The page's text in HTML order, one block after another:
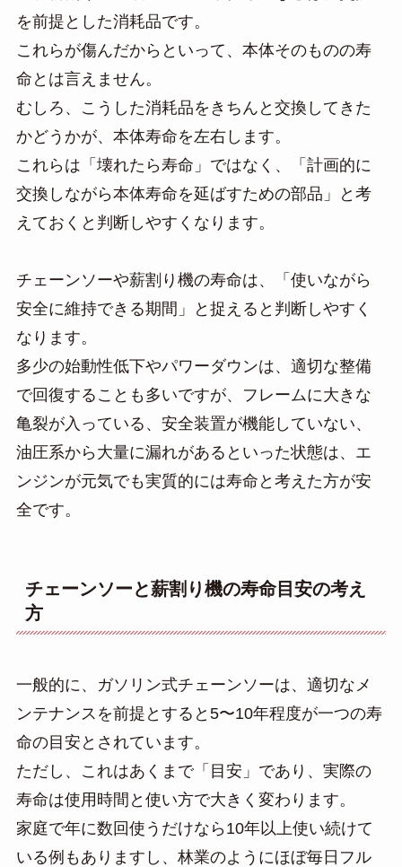
を前提とした消耗品です。
これらが傷んだからといって、本体そのものの寿
命とは言えません。
むしろ、こうした消耗品をきちんと交換してきた
かどうかが、本体寿命を左右します。
これらは「壊れたら寿命」ではなく、「計画的に
交換しながら本体寿命を延ばすための部品」と考
えておくと判断しやすくなります。
チェーンソーや薪割り機の寿命は、「使いながら
安全に維持できる期間」と捉えると判断しやすく
なります。
多少の始動性低下やパワーダウンは、適切な整備
で回復することも多いですが、フレームに大きな
亀裂が入っている、安全装置が機能していない、
油圧系から大量に漏れがあるといった状態は、エ
ンジンが元気でも実質的には寿命と考えた方が安
全です。
チェーンソーと薪割り機の寿命目安の考え
方
一般的に、ガソリン式チェーンソーは、適切なメ
ンテナンスを前提とすると5〜10年程度が一つの寿
命の目安とされています。
ただし、これはあくまで「目安」であり、実際の
寿命は使用時間と使い方で大きく変わります。
家庭で年に数回使うだけなら10年以上使い続けて
いる例もありますし、林業のようにほぼ毎日フル